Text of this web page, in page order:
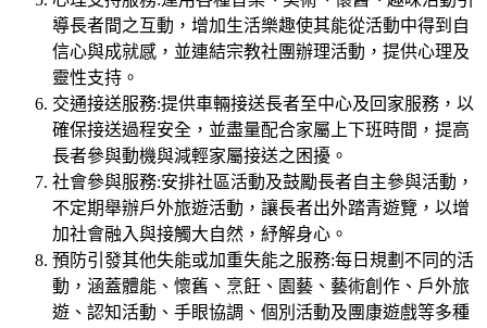
導長者間之互動，增加生活樂趣使其能從活動中得到自
信心與成就感，並連結宗教社團辦理活動，提供心理及
靈性支持。
交通接送服務:提供車輛接送長者至中心及回家服務，以
確保接送過程安全，並盡量配合家屬上下班時間，提高
長者參與動機與減輕家屬接送之困擾。
社會參與服務:安排社區活動及鼓勵長者自主參與活動，
不定期舉辦戶外旅遊活動，讓長者出外踏青遊覽，以增
加社會融入與接觸大自然，紓解身心。
預防引發其他失能或加重失能之服務:每日規劃不同的活
動，涵蓋體能、懷舊、烹飪、園藝、藝術創作、戶外旅
遊、認知活動、手眼協調、個別活動及團康遊戲等多種